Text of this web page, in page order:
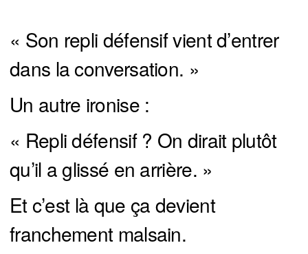
« Son repli défensif vient d’entrer
dans la conversation. »
Un autre ironise :
« Repli défensif ? On dirait plutôt
qu’il a glissé en arrière. »
Et c’est là que ça devient
franchement malsain.